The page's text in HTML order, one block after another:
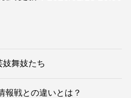
妓舞妓たち
報戦との違いとは？